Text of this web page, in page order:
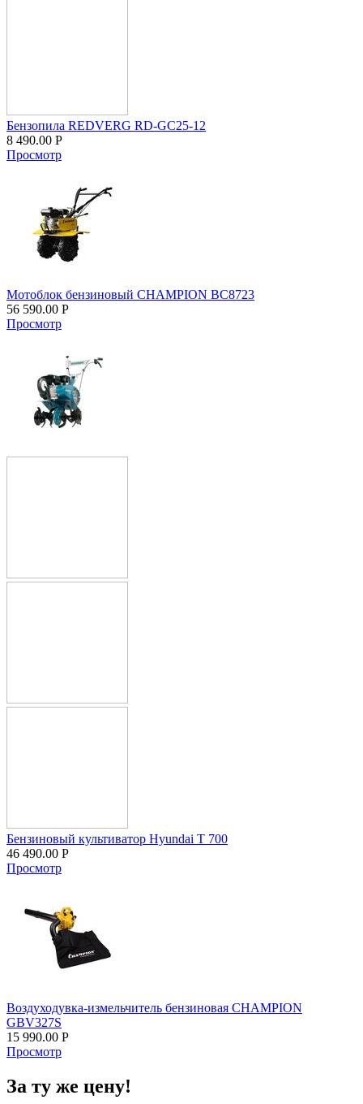
Бензопила REDVERG RD-GC25-12
8 490.00 Р
Просмотр
Мотоблок бензиновый CHAMPION BC8723
56 590.00 Р
Просмотр
Бензиновый культиватор Hyundai T 700
46 490.00 Р
Просмотр
Воздуходувка-измельчитель бензиновая CHAMPION
GBV327S
15 990.00 Р
Просмотр
За ту же цену!